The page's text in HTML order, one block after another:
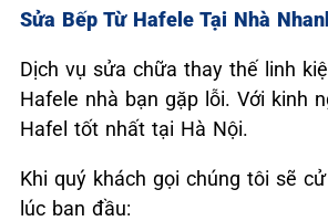
Sửa Bếp Từ Hafele Tại Nhà
Dịch vụ sửa chữa thay thế linh
Hafele nhà bạn gặp lỗi. Với kinh
Hafel tốt nhất tại Hà Nội.
Khi quý khách gọi chúng tôi sẽ
lúc ban đầu: